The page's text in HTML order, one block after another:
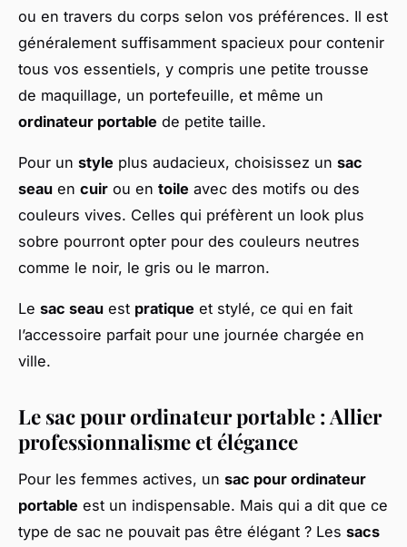
ou en travers du corps selon vos préférences. Il est
généralement suffisamment spacieux pour contenir
tous vos essentiels, y compris une petite trousse
de maquillage, un portefeuille, et même un
ordinateur portable de petite taille.
Pour un style plus audacieux, choisissez un sac
seau en cuir ou en toile avec des motifs ou des
couleurs vives. Celles qui préfèrent un look plus
sobre pourront opter pour des couleurs neutres
comme le noir, le gris ou le marron.
Le sac seau est pratique et stylé, ce qui en fait
l’accessoire parfait pour une journée chargée en
ville.
Le sac pour ordinateur portable : Allier
professionnalisme et élégance
Pour les femmes actives, un sac pour ordinateur
portable est un indispensable. Mais qui a dit que ce
type de sac ne pouvait pas être élégant ? Les sacs